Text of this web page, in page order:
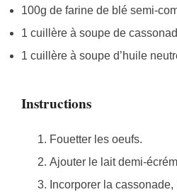
100g de farine de blé semi-
1 cuillère à soupe de
1 cuillère à soupe d’huile
Instructions
Fouetter les oeufs.
Ajouter le lait demi-
Incorporer la cassonade,